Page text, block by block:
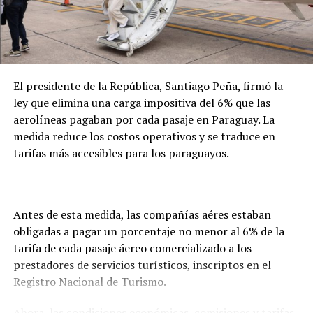
TEMAS RELACIONADOS:
OBRAS DE MULTIVIADUCTO EMPIEZA ESTE FIN DE SEMANA
PORTADA
Consejo de Salud ultima detalles para recibir fondos de
la Terminal
NO SE PIERDA
Mujer muere arrollada en la Av. Perú
fallecimiento, la obtención del certificado de defunción
y las gestiones necesarias para la repatriación. En este
caso, precisó que el seguro de la empresa cubrirá
íntegramente los costos del proceso.
El presidente de la República, Santiago Peña, firmó la
ley que elimina una carga impositiva del 6% que las
aerolíneas pagaban por cada pasaje en Paraguay. La
medida reduce los costos operativos y se traduce en
tarifas más accesibles para los paraguayos.
Antes de esta medida, las compañías aéres estaban
obligadas a pagar un porcentaje no menor al 6% de la
tarifa de cada pasaje áereo comercializado a los
prestadores de servicios turísticos, inscriptos en el
Registro Nacional de Turismo.